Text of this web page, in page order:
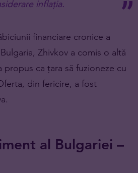
inflația.
financiare cronice a
Zhivkov a comis o altă
propus ca țara să fuzioneze cu
din fericire, a fost
al Bulgariei –